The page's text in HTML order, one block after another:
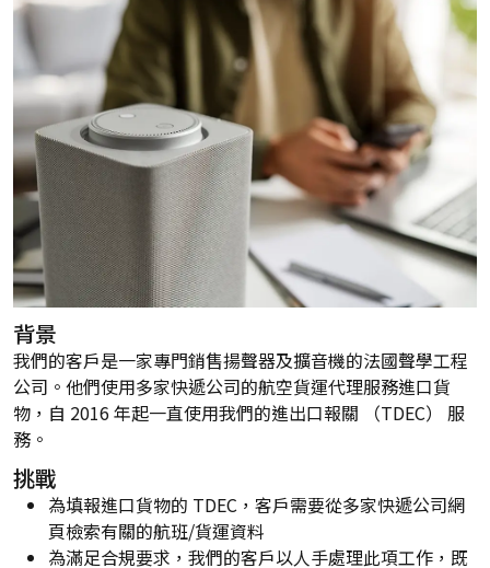
背景
我們的客戶是一家專門銷售揚聲器及擴音機的法國聲學工程
公司。他們使用多家快遞公司的航空貨運代理服務進口貨
物，自 2016 年起一直使用我們的進出口報關 （TDEC） 服
務。
挑戰
為填報進口貨物的 TDEC，客戶需要從多家快遞公司網
頁檢索有關的航班/貨運資料
為滿足合規要求，我們的客戶以人手處理此項工作，既